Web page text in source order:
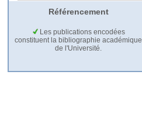
Référencement
Les publications encodées
constituent la bibliographie académique
de l'Université.